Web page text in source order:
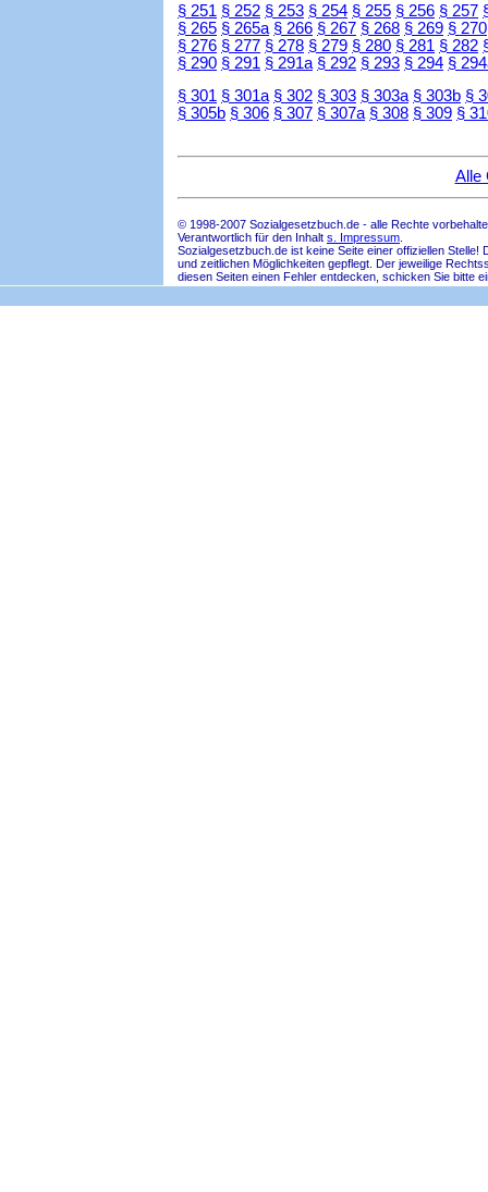
§ 251 § 252 § 253 § 254 § 255 § 256 § 257
§ 265 § 265a § 266 § 267 § 268 § 269 § 270
§ 276 § 277 § 278 § 279 § 280 § 281 § 282
§ 290 § 291 § 291a § 292 § 293 § 294 §
§ 301 § 301a § 302 § 303 § 303a § 303b §
§ 305b § 306 § 307 § 307a § 308 § 309 §
Alle
© 1998-2007 Sozialgesetzbuch.de - alle Rechte
Verantwortlich für den Inhalt s. Impressum
Sozialgesetzbuch.de ist keine Seite einer offiziellen
und zeitlichen Möglichkeiten gepflegt. Der jeweilige
diesen Seiten einen Fehler entdecken, schicken Sie bitte